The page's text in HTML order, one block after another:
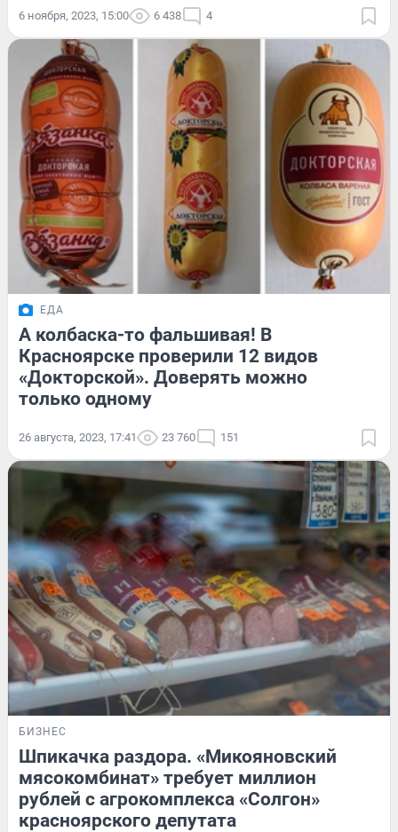
6 ноября, 2023, 15:00 6 438 4
ЕДА
А колбаска-то фальшивая! В
Красноярске проверили 12 видов
«Докторской». Доверять можно
только одному
26 августа, 2023, 17:41 23 760 151
БИЗНЕС
Шпикачка раздора. «Микояновский
мясокомбинат» требует миллион
рублей с агрокомплекса «Солгон»
красноярского депутата